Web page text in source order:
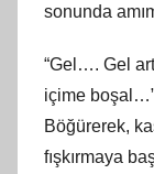
sonunda
“Gel…. Gel
içime
Böğürerek,
fışkırmaya